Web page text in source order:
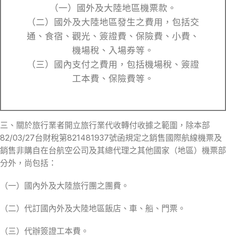
（一）國外及大陸地區機票款。
（二）國外及大陸地區發生之費用，包括交
通、食宿、觀光、簽證費、保險費、小費、
機場稅、入場券等。
（三）國內支付之費用，包括機場稅、簽證
工本費、保險費等。
三、關於旅行業者開立旅行業代收轉付收據之範圍，除本部
82/03/27台財稅第821481937號函規定之銷售國際航線機票及
銷售非購自在台航空公司及其總代理之其他國家（地區）機票部
分外，尚包括：
（一）國內外及大陸旅行團之團費。
（二）代訂國內外及大陸地區飯店、車、船、門票。
（三）代辦簽證工本費。